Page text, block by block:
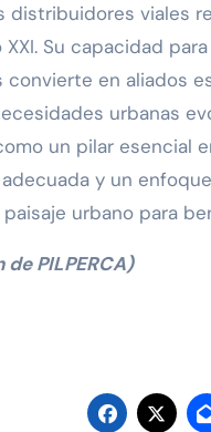
distribuidores viales
XXI. Su capacidad
en aliados
urbanas
un pilar esencial
y un
urbano para
PILPERCA)